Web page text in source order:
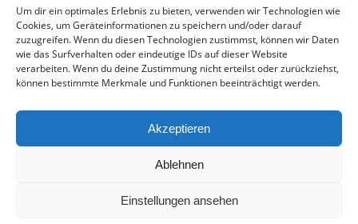
Um dir ein optimales Erlebnis zu bieten, verwenden wir Technologien wie
Cookies, um Geräteinformationen zu speichern und/oder darauf
zuzugreifen. Wenn du diesen Technologien zustimmst, können wir Daten
wie das Surfverhalten oder eindeutige IDs auf dieser Website
verarbeiten. Wenn du deine Zustimmung nicht erteilst oder zurückziehst,
können bestimmte Merkmale und Funktionen beeinträchtigt werden.
Akzeptieren
Ablehnen
Einstellungen ansehen
30. Juli 2026
Deine Spielminute: 89+1
28. Juli 2026
Neuer Rückensponsor
Neue Podcast-Folge: So tickt Björn!
27. Juli 2026